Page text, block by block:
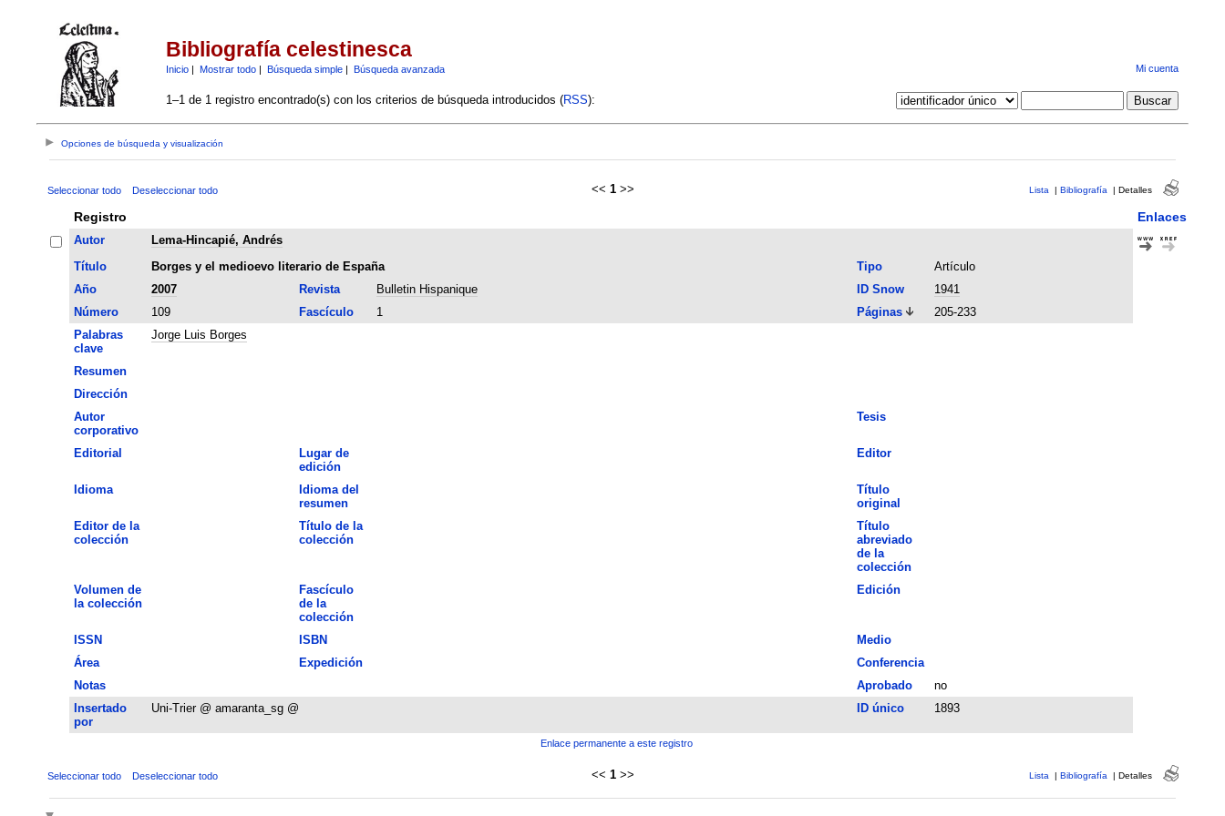
Bibliografía celestinesca
Inicio| Mostrar todo| Búsqueda simple| Búsqueda avanzada Mi cuenta
1–1 de 1 registro encontrado(s) con los criterios de búsqueda introducidos (RSS):
Opciones de búsqueda y visualización
Seleccionar todo Deseleccionar todo << 1 >> Lista | Bibliografía | Detalles
Registro Enlaces
Autor
Lema-Hincapié, Andrés
Título
Borges y el medioevo literario de España Tipo
Artículo
Año
2007 Revista Bulletin Hispanique ID Snow
1941
Número
109 Fascículo 1 Páginas
205-233
Palabras
clave
Jorge Luis Borges
Resumen
Dirección
Autor
corporativo
Tesis
Editorial
Lugar de
edición
Editor
Idioma
Idioma del
resumen
Título
original
Editor de la
colección
Título de la
colección
Título
abreviado
de la
colección
Volumen de
la colección
Fascículo
de la
colección
Edición
ISSN ISBN
Medio
Área
Expedición
Conferencia
Notas
Aprobado
no
Insertado
por
Uni-Trier @ amaranta_sg @ ID único 1893
Enlace permanente a este registro
Seleccionar todo Deseleccionar todo << 1 >> Lista | Bibliografía | Detalles